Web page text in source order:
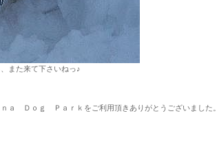
また来て下さいねっ♪
ａ Ｄｏｇ Ｐａｒｋをご利用頂きありがとうございました。